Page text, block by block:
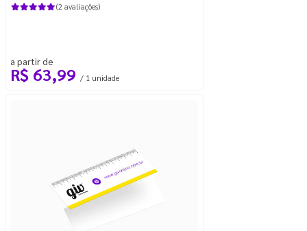
(2 avaliações)
a partir de
R$ 63,99 / 1 unidade